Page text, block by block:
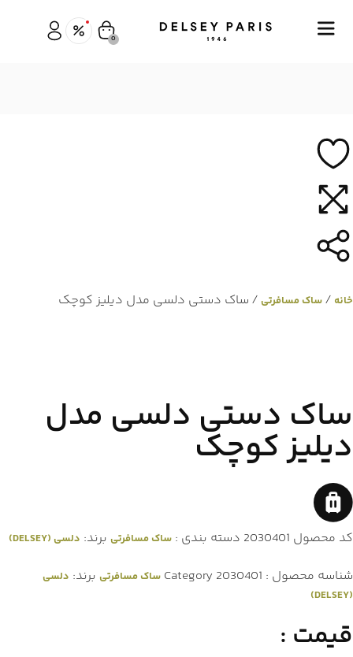
0
خانه / ساک مسافرتی / ساک دستی دلسی مدل دیلیز کوچک
ساک دستی دلسی مدل
دیلیز کوچک
کد محصول 2030401 دسته بندی : ساک مسافرتی برند: دلسی (DELSEY)
شناسه محصول : 2030401
Category ساک مسافرتی برند: دلسی
(DELSEY)
قیمت :